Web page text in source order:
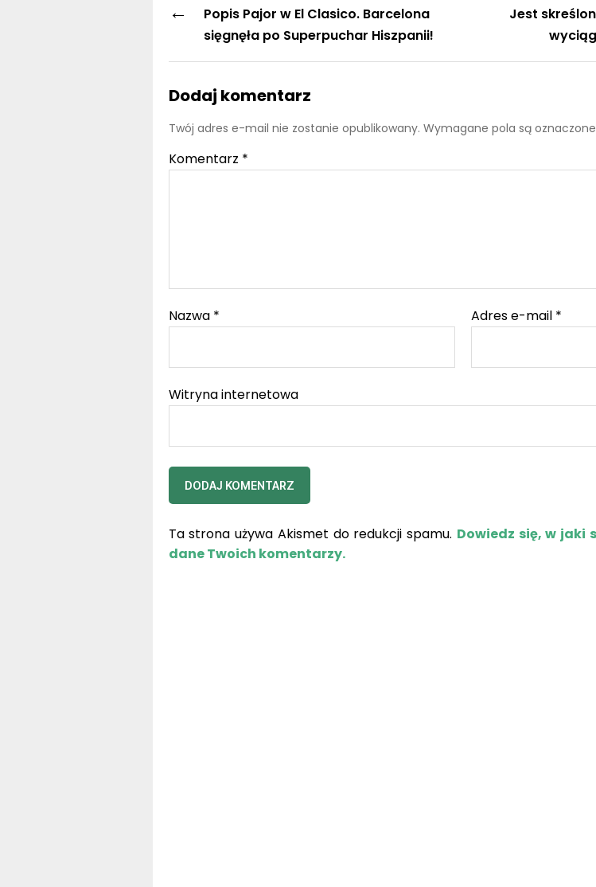
←
Popis Pajor w El Clasico. Barcelona
sięgnęła po Superpuchar Hiszpanii!
Jest
Dodaj komentarz
Twój adres e-mail nie zostanie opublikowany. Wymagane pola są oznaczone
Komentarz *
Nazwa * Adres e-mail *
Witryna internetowa
Ta strona używa Akismet do redukcji spamu. Dowiedz się, w jaki
dane Twoich komentarzy.